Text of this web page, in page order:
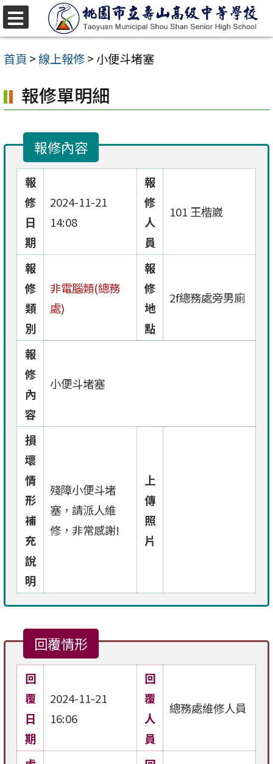
跳
至
主
內
容
首頁 >線上報修> 小便斗堵塞
報修單明細
報修內容
報
修
日
期
2024-11-21
14:08
報
修
人
員
101 王楷崴
報
修
類
別
非電腦類(總務
處)
報
修
地
點
2f總務處旁男廁
報
修
內
容
小便斗堵塞
損
壞
情
形
補
充
說
明
殘障小便斗堵
塞，請派人維
修，非常感謝!
上
傳
照
片
回覆情形
回
覆
日
期
2024-11-21
16:06
回
覆
人
員
總務處維修人員
選
單